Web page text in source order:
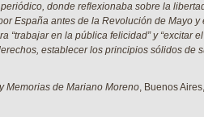
donde reflexionaba sobre la
España antes de la Revolución de Mayo y
“trabajar en la pública felicidad” y “excitar
establecer los principios sólidos de
Memorias de Mariano Moreno, Buenos